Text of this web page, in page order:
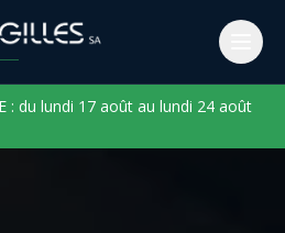
: du lundi 17 août au lundi 24 août